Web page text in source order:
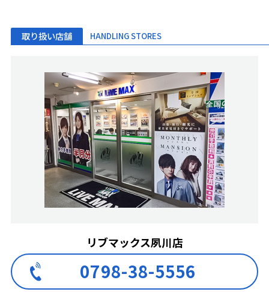
取り扱い店舗 HANDLING STORES
リブマックス夙川店
0798-38-5556